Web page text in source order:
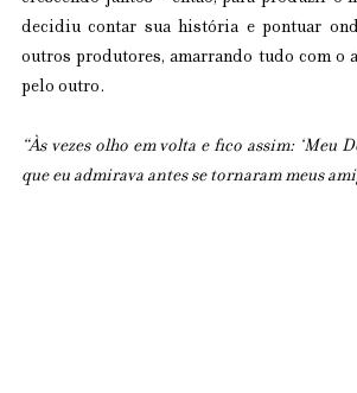
decidiu contar sua história e pontuar
outros produtores, amarrando tudo com o
pelo outro.
“Às vezes olho em volta e fico assim: ‘Meu
que eu admirava antes se tornaram meus